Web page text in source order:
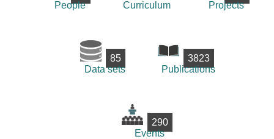
People
Curriculum
Projects
85
Data sets
3823
Publications
290
Events